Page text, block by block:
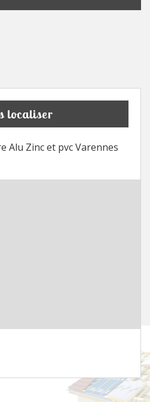
localiser
Alu Zinc et pvc Varennes